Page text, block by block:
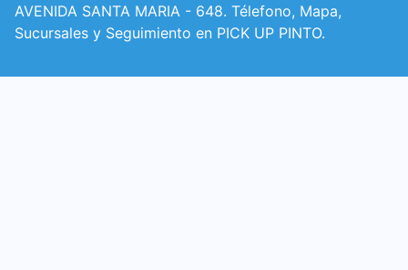
AVENIDA SANTA MARIA - 648. Télefono, Mapa,
Sucursales y Seguimiento en PICK UP PINTO.